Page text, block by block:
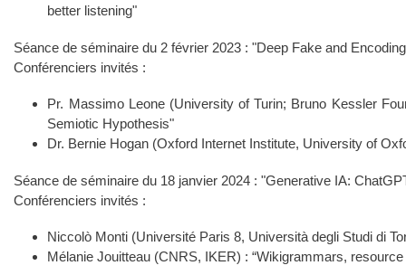
better listening"
Séance de séminaire du 2 février 2023 : "Deep Fake and
Conférenciers invités :
Pr. Massimo Leone (University of Turin; Bruno Kessler
Semiotic Hypothesis"
Dr. Bernie Hogan (Oxford Internet Institute, University of
Séance de séminaire du 18 janvier 2024 : "Generative IA:
Conférenciers invités :
Niccolò Monti (Université Paris 8, Università degli Studi di
Mélanie Jouitteau (CNRS, IKER) : “Wikigrammars,